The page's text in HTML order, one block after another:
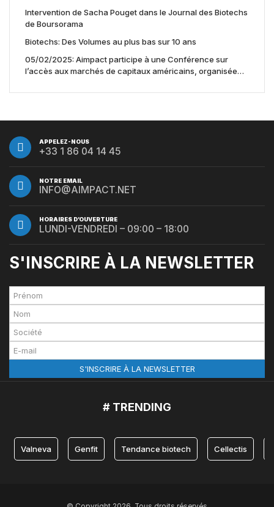
Intervention de Sacha Pouget dans le Journal des Biotechs
de Boursorama
Biotechs: Des Volumes au plus bas sur 10 ans
05/02/2025: Aimpact participe à une Conférence sur
l’accès aux marchés de capitaux américains, organisée
APPELEZ-NOUS
+33 1 86 04 14 45
NOTRE EMAIL
INFO@AIMPACT.NET
HORAIRES D’OUVERTURE
LUNDI-VENDREDI – 09:00 – 18:00
S'INSCRIRE À LA NEWSLETTER
# TRENDING
Valneva Genfit Tendance biotech Cellectis